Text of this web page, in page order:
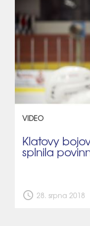
VIDEO
Klatovy
splnila
schedule 28. srpna 2018